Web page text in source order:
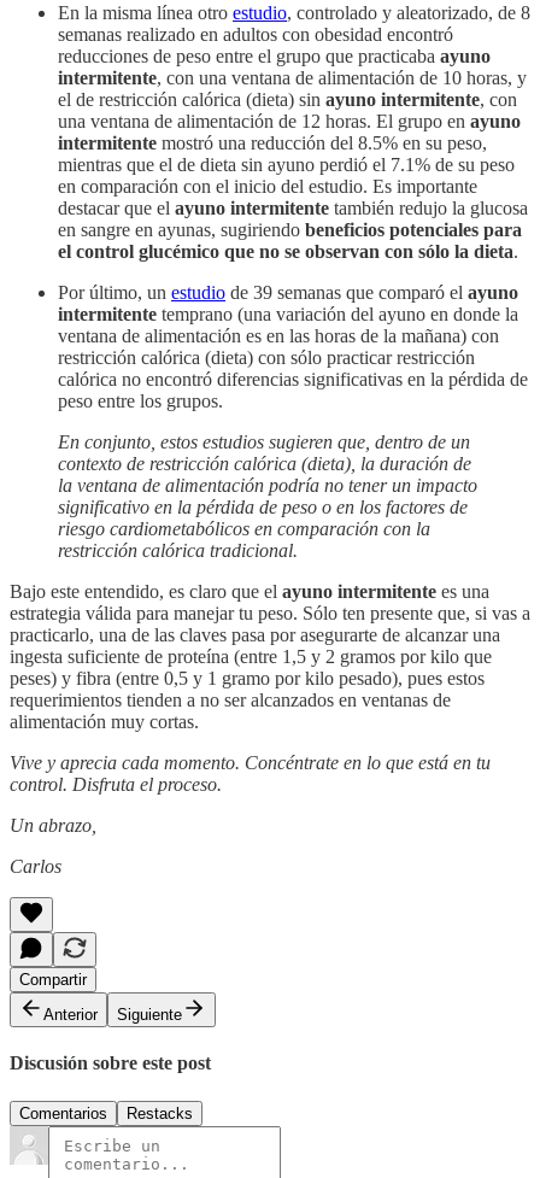
En la misma línea otro estudio, controlado y aleatorizado, de 8
semanas realizado en adultos con obesidad encontró
reducciones de peso entre el grupo que practicaba ayuno
intermitente, con una ventana de alimentación de 10 horas, y
el de restricción calórica (dieta) sin ayuno intermitente, con
una ventana de alimentación de 12 horas. El grupo en ayuno
intermitente mostró una reducción del 8.5% en su peso,
mientras que el de dieta sin ayuno perdió el 7.1% de su peso
en comparación con el inicio del estudio. Es importante
destacar que el ayuno intermitente también redujo la glucosa
en sangre en ayunas, sugiriendo beneficios potenciales para
el control glucémico que no se observan con sólo la dieta.
Por último, un estudio de 39 semanas que comparó el ayuno
intermitente temprano (una variación del ayuno en donde la
ventana de alimentación es en las horas de la mañana) con
restricción calórica (dieta) con sólo practicar restricción
calórica no encontró diferencias significativas en la pérdida de
peso entre los grupos.
En conjunto, estos estudios sugieren que, dentro de un
contexto de restricción calórica (dieta), la duración de
la ventana de alimentación podría no tener un impacto
significativo en la pérdida de peso o en los factores de
riesgo cardiometabólicos en comparación con la
restricción calórica tradicional.
Bajo este entendido, es claro que el ayuno intermitente es una
estrategia válida para manejar tu peso. Sólo ten presente que, si vas a
practicarlo, una de las claves pasa por asegurarte de alcanzar una
ingesta suficiente de proteína (entre 1,5 y 2 gramos por kilo que
peses) y fibra (entre 0,5 y 1 gramo por kilo pesado), pues estos
requerimientos tienden a no ser alcanzados en ventanas de
alimentación muy cortas.
Vive y aprecia cada momento. Concéntrate en lo que está en tu
control. Disfruta el proceso.
Un abrazo,
Carlos
Compartir
Anterior
Siguiente
Discusión sobre este post
Comentarios Restacks